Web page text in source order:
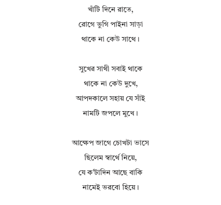
খাঁটি দিনে রাতে,
রোগে ভুগি‌ পাইনা সাড়া
থাকে না কেউ সাথে।
সুখের সাথী সবাই থাকে
থাকে না কেউ দুখে,
আপদকালে সহায় যে সাঁই
নামটি জপলে মুখে।
আক্ষেপ জাগে চোখটা ভাসে
ছিলেম স্বার্থে নিয়ে,
যে ক’টাদিন আছে বাকি
নামেই ভরবো হিয়ে।